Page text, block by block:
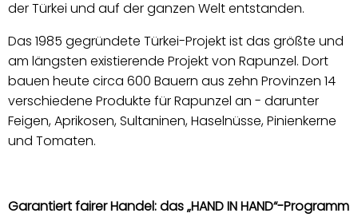
der Türkei und auf der ganzen Welt entstanden.
Das 1985 gegründete Türkei-Projekt ist das größte und
am längsten existierende Projekt von Rapunzel. Dort
bauen heute circa 600 Bauern aus zehn Provinzen 14
verschiedene Produkte für Rapunzel an - darunter
Feigen, Aprikosen, Sultaninen, Haselnüsse, Pinienkerne
und Tomaten.
Garantiert fairer Handel: das „HAND IN HAND“-Programm